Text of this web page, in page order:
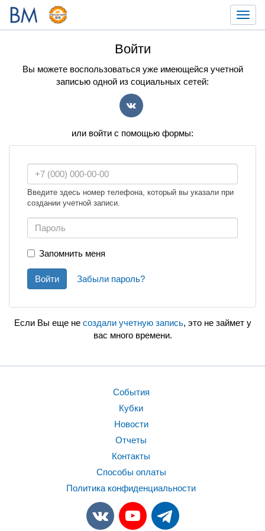
Войти
Вы можете воспользоваться уже имеющейся учетной
записью одной из социальных сетей:
или войти с помощью формы:
Введите здесь номер телефона, который вы указали при
создании учетной записи.
Запомнить меня
Войти Забыли пароль?
Если Вы еще не создали учетную запись, это не займет у
вас много времени.
События
Кубки
Новости
Отчеты
Контакты
Способы оплаты
Политика конфиденциальности